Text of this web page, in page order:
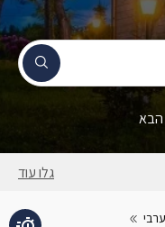
הבא
גלו עוד